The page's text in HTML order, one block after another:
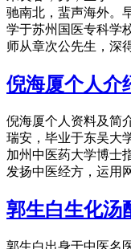
驰南北，蜚声海外。
学于苏州国医专科学
师从章次公先生，深
倪海厦个人介
倪海厦个人资料及简
瑞安，毕业于东吴大
加州中医药大学博士
发扬中医经方，运用
郭生白生化汤
郭生白出身于中医名